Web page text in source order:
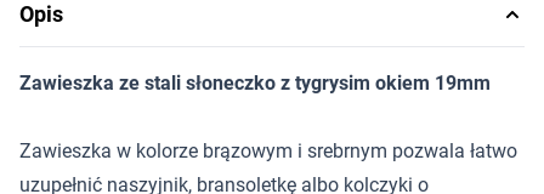
Opis
Zawieszka ze stali słoneczko z tygrysim okiem 19mm
Zawieszka w kolorze brązowym i srebrnym pozwala łatwo
uzupełnić naszyjnik, bransoletkę albo kolczyki o